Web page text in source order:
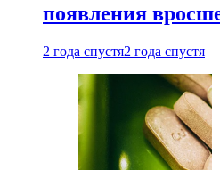
появления
2 года спустя2 года спустя